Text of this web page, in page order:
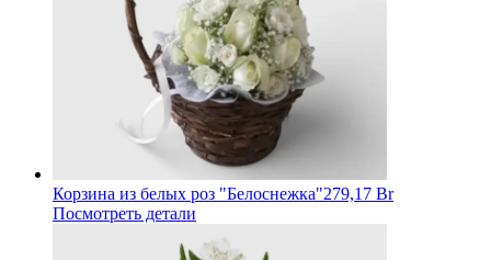
Корзина из белых роз "Белоснежка"279,17 Br
Посмотреть детали